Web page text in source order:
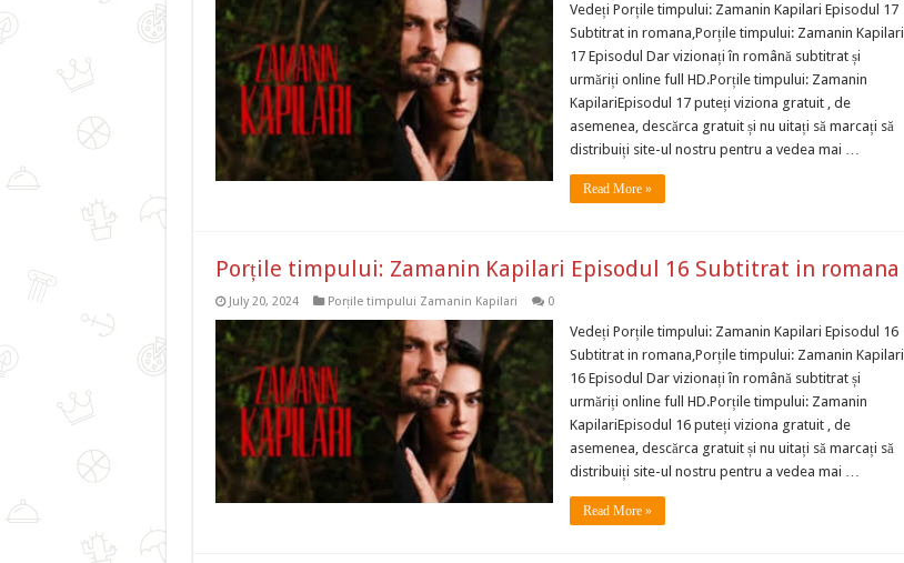
Vedeți Porțile timpului: Zamanin Kapilari Episodul 17
Subtitrat in romana,Porțile timpului: Zamanin Kapilari
17 Episodul Dar vizionați în română subtitrat și
urmăriți online full HD.Porțile timpului: Zamanin
KapilariEpisodul 17 puteți viziona gratuit , de
asemenea, descărca gratuit și nu uitați să marcați să
distribuiți site-ul nostru pentru a vedea mai …
Read More »
Porțile timpului: Zamanin Kapilari Episodul 16 Subtitrat in romana
July 20, 2024 Porțile timpului Zamanin Kapilari 0
Vedeți Porțile timpului: Zamanin Kapilari Episodul 16
Subtitrat in romana,Porțile timpului: Zamanin Kapilari
16 Episodul Dar vizionați în română subtitrat și
urmăriți online full HD.Porțile timpului: Zamanin
KapilariEpisodul 16 puteți viziona gratuit , de
asemenea, descărca gratuit și nu uitați să marcați să
distribuiți site-ul nostru pentru a vedea mai …
Read More »